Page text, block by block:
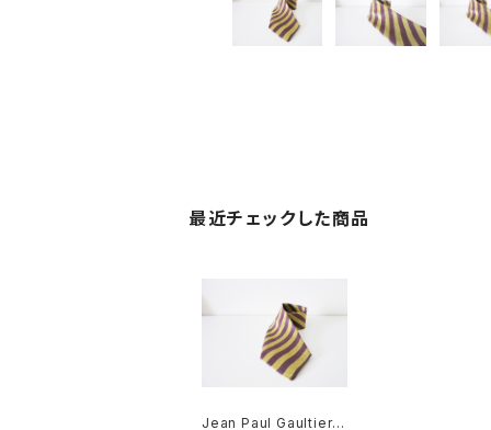
最近チェックした商品
Jean Paul Gaultier